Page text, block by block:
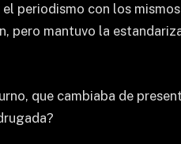
periodismo con los
pero mantuvo la
que cambiaba de